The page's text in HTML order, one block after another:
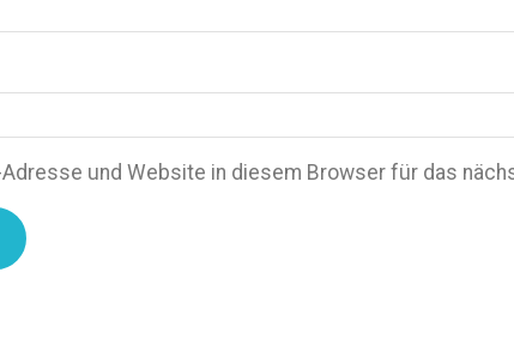
Adresse und Website in diesem Browser für das